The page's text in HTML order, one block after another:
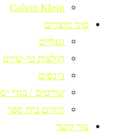
Calvin KIein
סוגי מוצרים
נעליים
חולצות טי-שירט
ג'ינסים
שורטים / בגדי ים
תיקים בית ספר
צור קשר